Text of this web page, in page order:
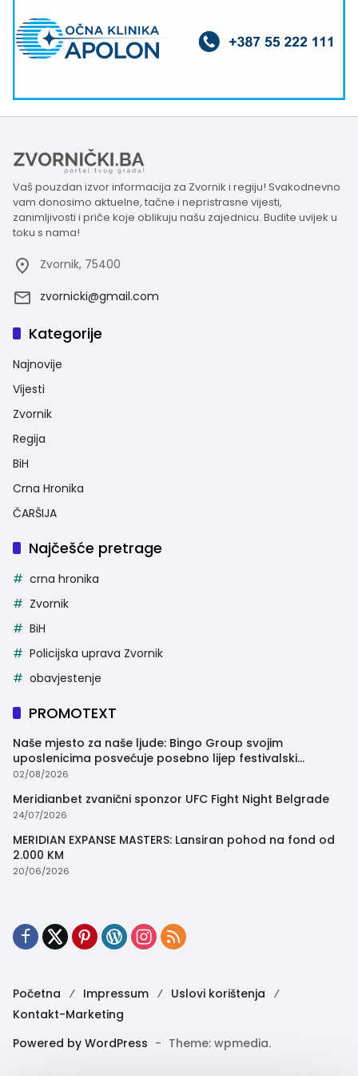
Vaš pouzdan izvor informacija za Zvornik i regiju! Svakodnevno
vam donosimo aktuelne, tačne i nepristrasne vijesti,
zanimljivosti i priče koje oblikuju našu zajednicu. Budite uvijek u
toku s nama!
Zvornik, 75400
zvornicki@gmail.com
Kategorije
Najnovije
Vijesti
Zvornik
Regija
BiH
Crna Hronika
ČARŠIJA
Najčešće pretrage
crna hronika
Zvornik
BiH
Policijska uprava Zvornik
obavjestenje
PROMOTEXT
Naše mjesto za naše ljude: Bingo Group svojim
uposlenicima posvećuje posebno lijep festivalski
trenutak
02/08/2026
Meridianbet zvanični sponzor UFC Fight Night Belgrade
24/07/2026
MERIDIAN EXPANSE MASTERS: Lansiran pohod na fond od
2.000 KM
20/06/2026
Početna Impressum
Uslovi korištenja
Kontakt-Marketing
Powered by WordPress - Theme: wpmedia.